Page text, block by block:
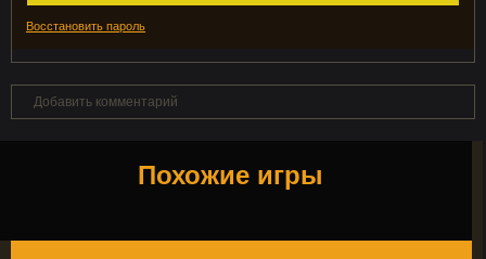
Восстановить пароль
Добавить комментарий
Похожие игры